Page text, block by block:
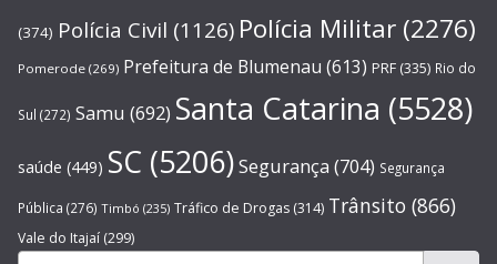
(374) Polícia Civil (1126) Polícia Militar (2276)
Pomerode (269) Prefeitura de Blumenau (613) PRF (335) Rio do
Sul (272) Samu (692) Santa Catarina (5528)
saúde (449) SC (5206)Segurança (704) Segurança
Pública (276) Timbó (235) Tráfico de Drogas (314) Trânsito (866)
Vale do Itajaí (299)